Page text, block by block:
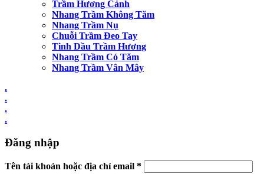
Trầm Hương Cảnh
Nhang Trầm Không Tăm
Nhang Trầm Nụ
Chuỗi Trầm Đeo Tay
Tinh Dầu Trầm Hương
Nhang Trầm Có Tăm
Nhang Trầm Vân Mây
.
.
.
.
Đăng nhập
Tên tài khoản hoặc địa chỉ email *